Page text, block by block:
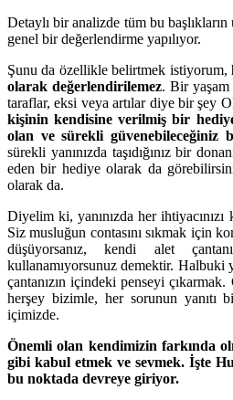
Detaylı bir analizde tüm bu
genel bir değerlendirme yapılıyor.
Şunu da özellikle belirtmek istiyorum,
olarak değerlendirilemez. Bir yaşam
taraflar, eksi veya artılar diye bir şey
kişinin kendisine verilmiş bir
olan ve sürekli güvenebileceğiniz
sürekli yanınızda taşıdığınız bir
eden bir hediye olarak da
olarak da.
Diyelim ki, yanınızda her ihtiyacınızı
Siz musluğun contasını sıkmak için
düşüyorsanız, kendi alet
kullanamıyorsunuz demektir. Halbuki
çantanızın içindeki penseyi
herşey bizimle, her sorunun yanıtı
içimizde.
Önemli olan kendimizin farkında
gibi kabul etmek ve sevmek. İşte
bu noktada devreye giriyor.